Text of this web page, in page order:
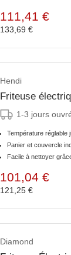
111,41 €
133,69 €
Hendi
Friteuse
1-3 jours
Température réglable
Panier et couvercle
Facile à nettoyer
101,04 €
121,25 €
Diamond